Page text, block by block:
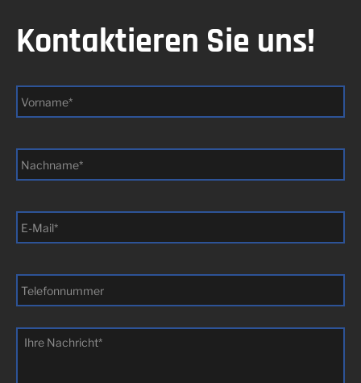
Kontaktieren Sie uns!
Vorname *
Nachname *
E-
Mail *
Telefonnummer
Ihre